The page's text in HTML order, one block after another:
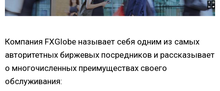
Компания FXGlobe называет себя одним из самых
авторитетных биржевых посредников и рассказывает
о многочисленных преимуществах своего
обслуживания: